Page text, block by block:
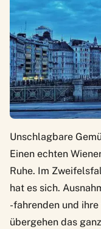
Unschlagbare
Einen echten
Ruhe. Im
hat es sich.
-fahrenden und
übergehen das